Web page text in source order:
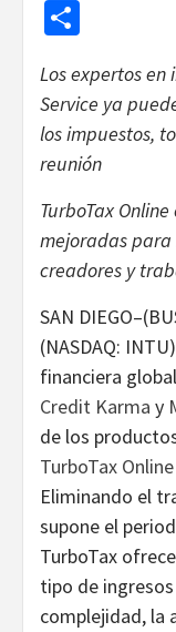
Los expertos en
Service ya
los impuestos,
reunión
TurboTax
mejoradas para
creadores y
SAN
(NASDAQ:
financiera
Credit Karma y
de los
TurboTax Online
Eliminando el
supone el
TurboTax
tipo de
complejidad, la